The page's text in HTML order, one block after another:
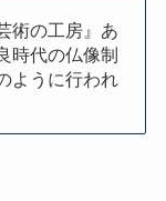
術の工房』あ
時代の仏像制
ように行われ